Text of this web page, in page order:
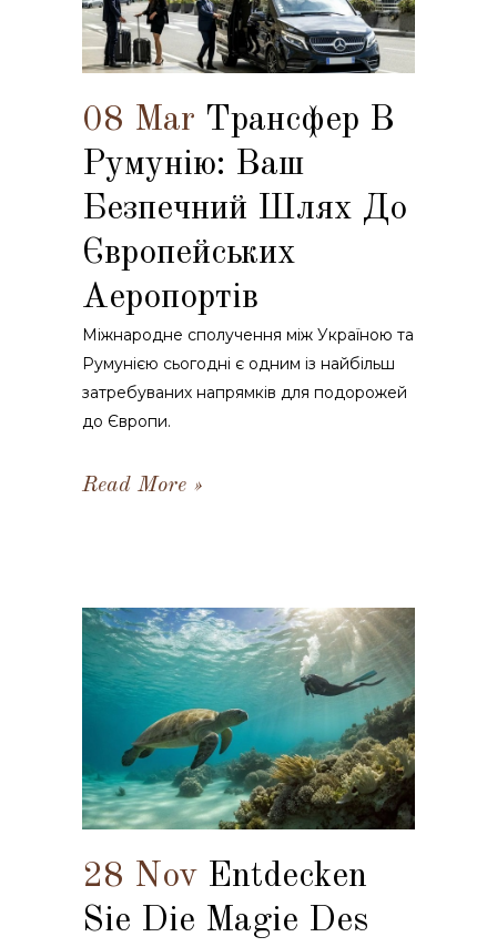
08 Mar Трансфер В
Румунію: Ваш
Безпечний Шлях До
Європейських
Аеропортів
Міжнародне сполучення між Україною та
Румунією сьогодні є одним із найбільш
затребуваних напрямків для подорожей
до Європи.
Read More
28 Nov Entdecken
Sie Die Magie Des